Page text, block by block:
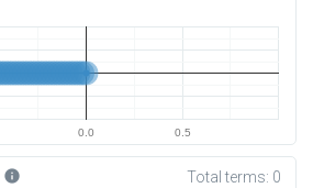
0.0 0.5
info Total terms: 0